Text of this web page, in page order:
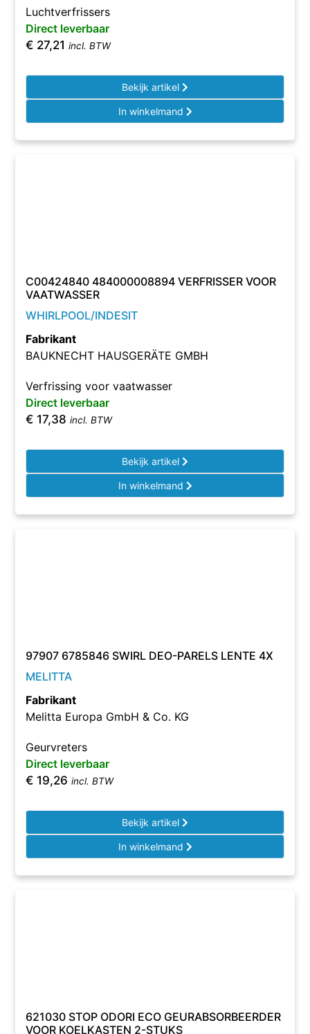
Luchtverfrissers
Direct leverbaar
€ 27,21 incl. BTW
Bekijk artikel
In winkelmand
C00424840 484000008894 VERFRISSER VOOR
VAATWASSER
WHIRLPOOL/INDESIT
Fabrikant
BAUKNECHT HAUSGERÄTE GMBH
Verfrissing voor vaatwasser
Direct leverbaar
€ 17,38 incl. BTW
Bekijk artikel
In winkelmand
97907 6785846 SWIRL DEO-PARELS LENTE 4X
MELITTA
Fabrikant
Melitta Europa GmbH & Co. KG
Geurvreters
Direct leverbaar
€ 19,26 incl. BTW
Bekijk artikel
In winkelmand
621030 STOP ODORI ECO GEURABSORBEERDER
VOOR KOELKASTEN 2-STUKS